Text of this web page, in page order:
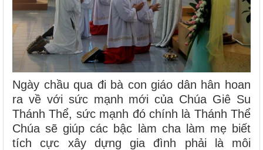
Ngày chầu qua đi bà con giáo dân hân hoan
ra về với sức mạnh mới của Chúa Giê Su
Thánh Thể, sức mạnh đó chính là Thánh Thể
Chúa sẽ giúp các bậc làm cha làm mẹ biết
tích cực xây dựng gia đình phải là môi